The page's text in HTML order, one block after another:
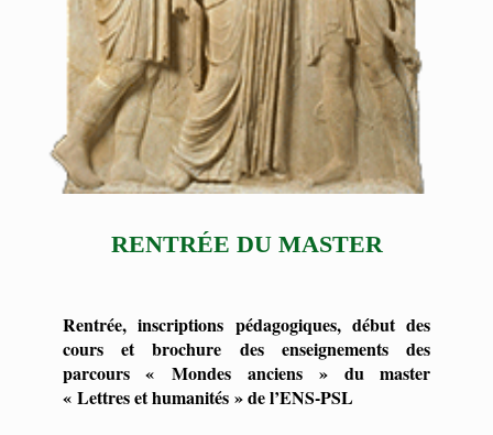
RENTRÉE DU MASTER
Rentrée, inscriptions pédagogiques, début des
cours et brochure des enseignements des
parcours « Mondes anciens » du master
« Lettres et humanités » de l’ENS-PSL